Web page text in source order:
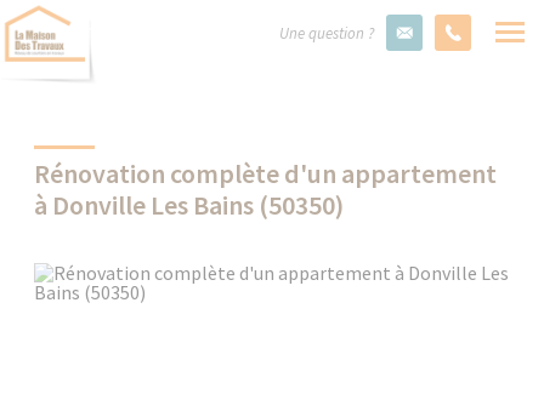
Une question ?
Rénovation complète d'un appartement
à Donville Les Bains (50350)